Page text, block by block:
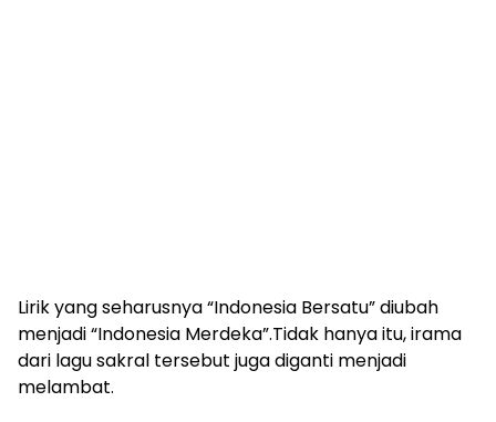
Lirik yang seharusnya “Indonesia Bersatu” diubah
menjadi “Indonesia Merdeka”.Tidak hanya itu, irama
dari lagu sakral tersebut juga diganti menjadi
melambat.